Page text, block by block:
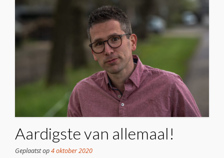
Aardigste van allemaal!
Geplaatst op4 oktober 2020